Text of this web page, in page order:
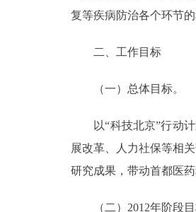
ESPAÑOL
复等疾病防治各个环节
二、工作目标
（一）总体目标。
以“科技北京”行动计
展改革、人力社保等相
研究成果，带动首都医
（二）2012年阶段目